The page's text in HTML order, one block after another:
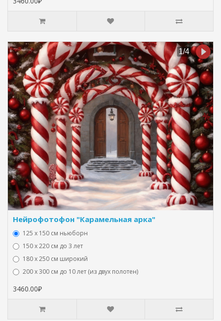
Нейрофотофон "Карамельная арка"
125 x 150 см ньюборн
150 х 220 см до 3 лет
180 х 250 см широкий
200 х 300 см до 10 лет (из двух полотен)
3460.00₽